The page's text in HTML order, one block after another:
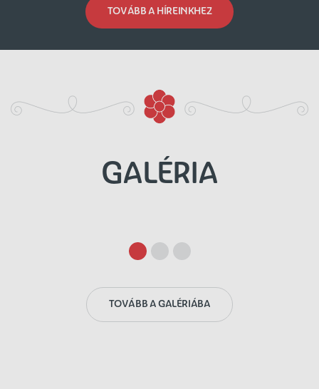
TOVÁBB A HÍREINKHEZ
GALÉRIA
TOVÁBB A GALÉRIÁBA